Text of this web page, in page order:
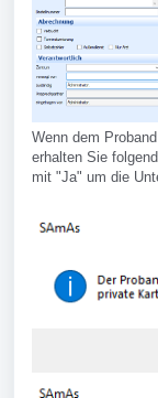
Wenn dem
erhalten Sie
mit "Ja" um die